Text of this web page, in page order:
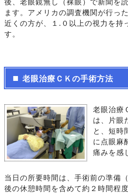
後、老眼鏡無し（裸眼）で新聞を
ます。アメリカの調査機関が行っ
近くの方が、１.０以上の視力を持
す。
老眼治療ＣＫの手術方法
老眼治療
は、片眼
と、短時
に点眼麻
痛みを感
当日の所要時間は、手術前の準備
後の休憩時間を含めて約２時間程